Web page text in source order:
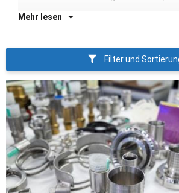
Mehr lesen
Filter und